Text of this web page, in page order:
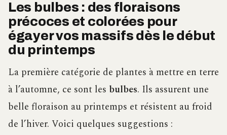
Les bulbes : des floraisons
précoces et colorées pour
égayer vos massifs dès le début
du printemps
La première catégorie de plantes à mettre en terre
à l’automne, ce sont les bulbes. Ils assurent une
belle floraison au printemps et résistent au froid
de l’hiver. Voici quelques suggestions :